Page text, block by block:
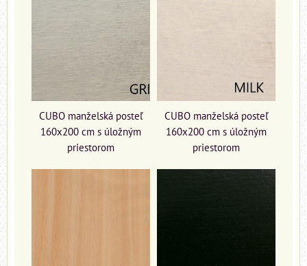
CUBO manželská posteľ
160x200 cm s úložným
priestorom
CUBO manželská posteľ
160x200 cm s úložným
priestorom